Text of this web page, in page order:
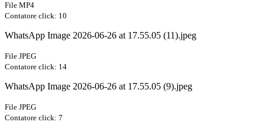
File MP4
Contatore click: 10
WhatsApp Image 2026-06-26 at 17.55.05 (11).jpeg
File JPEG
Contatore click: 14
WhatsApp Image 2026-06-26 at 17.55.05 (9).jpeg
File JPEG
Contatore click: 7